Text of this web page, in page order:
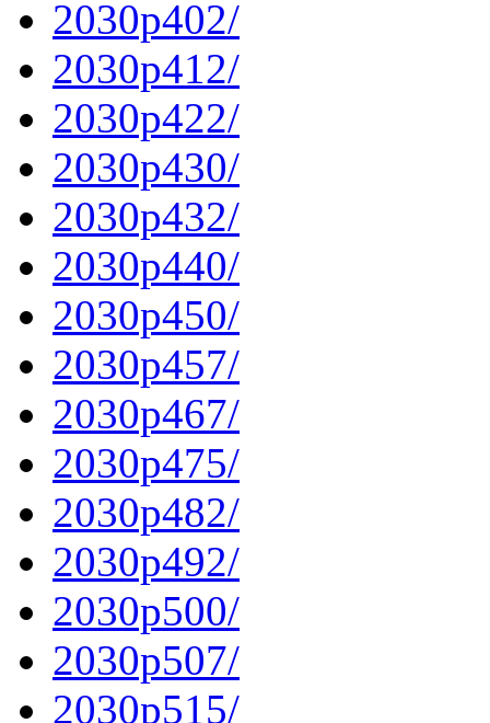
2030p402/
2030p412/
2030p422/
2030p430/
2030p432/
2030p440/
2030p450/
2030p457/
2030p467/
2030p475/
2030p482/
2030p492/
2030p500/
2030p507/
2030p515/